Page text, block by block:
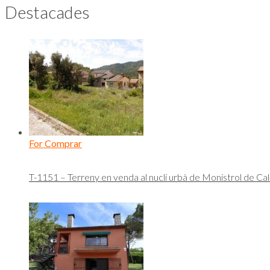
Destacades
For Comprar
T-1151 – Terreny en venda al nucli urbà de Monistrol de